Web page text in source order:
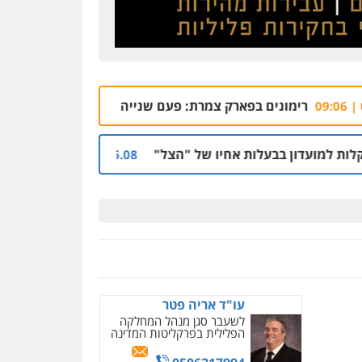
צמרת: פעם שנייה מול הבניין בו מתגורר איתן חייא
אחיו של "הצל" 05.08 | 12:03 הקצין הבכיר והאפליה מול
עו"ד זוהר ארבל
פלילי פשיעה חמורה
עו"ד שלי גורביץ – לוי
משפט פלילי פשיעה
חמורה מעצרים וחקירות
צבאי תעבורה
0544218336
עו"ד אריה פטר
לשעבר סגן מנהל המחלקה
הפלילית בפרקליטות המדינה
מקצועיים לעורכי דין
0504578527
רונן הלל – מוניטין